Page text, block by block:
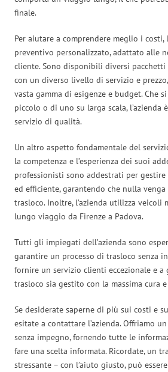
finale.
Per aiutare a comprendere meglio i costi,
preventivo personalizzato, adattato alle
cliente. Sono disponibili diversi
con un diverso livello di servizio e
vasta gamma di esigenze e budget. Che
piccolo o di uno su larga scala, l’azienda
servizio di qualità.
Un altro aspetto fondamentale del
la competenza e l’esperienza dei suoi
professionisti sono addestrati per
ed efficiente, garantendo che nulla
trasloco. Inoltre, l’azienda utilizza veicoli
lungo viaggio da Firenze a Padova.
Tutti gli impiegati dell’azienda sono
garantire un processo di trasloco senza
fornire un servizio clienti eccezionale e a
trasloco sia gestito con la massima cura
Se desiderate saperne di più sui costi e
esitate a contattare l’azienda. Offriamo
senza impegno, fornendo tutte le
fare una scelta informata. Ricordate, un
stressante – con l’aiuto giusto, può